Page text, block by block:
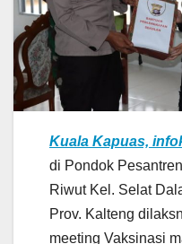
Kuala Kapuas,
di Pondok
Riwut Kel. Selat
Prov. Kalteng
meeting Vaksinasi